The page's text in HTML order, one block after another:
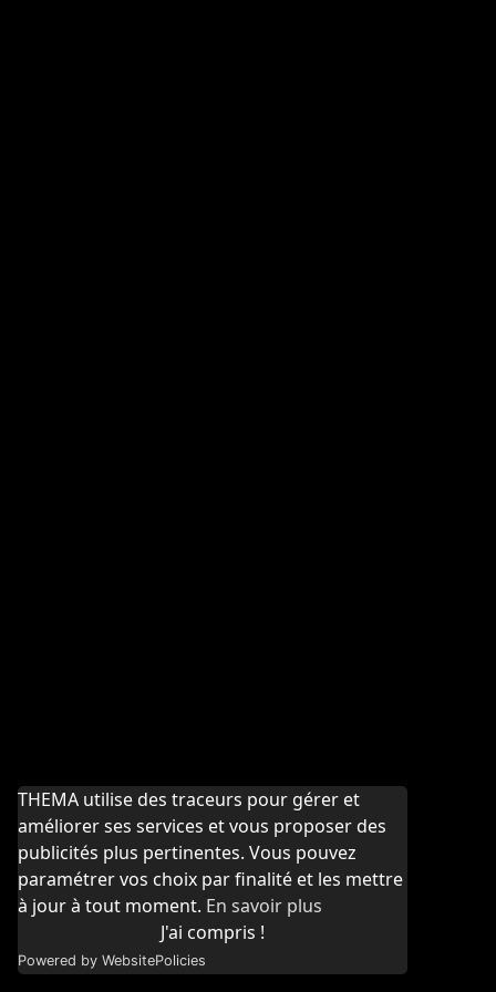
THEMA utilise des traceurs pour gérer et
améliorer ses services et vous proposer des
publicités plus pertinentes. Vous pouvez
paramétrer vos choix par finalité et les mettre
à jour à tout moment. En savoir plus
J'ai compris !
Powered by WebsitePolicies